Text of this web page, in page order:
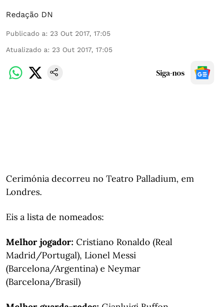
Redação DN
Publicado a: 23 Out 2017, 17:05
Atualizado a: 23 Out 2017, 17:05
Siga-nos
Cerimónia decorreu no Teatro Palladium, em
Londres.
Eis a lista de nomeados:
Melhor jogador: Cristiano Ronaldo (Real
Madrid/Portugal), Lionel Messi
(Barcelona/Argentina) e Neymar
(Barcelona/Brasil)